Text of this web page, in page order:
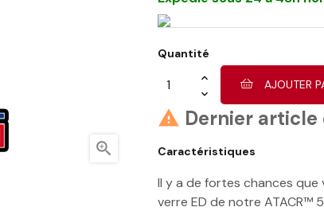

Quantité
AJOUTER
 Dernier article
Caractéristiques
Il y a de fortes chances que
verre ED de notre ATACR™